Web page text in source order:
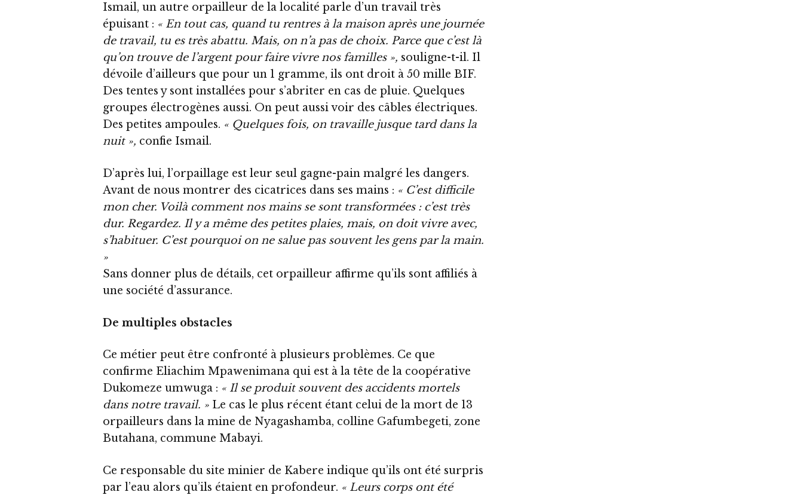
Ismail, un autre orpailleur de la localité parle d’un travail très
épuisant : « En tout cas, quand tu rentres à la maison après une journée
de travail, tu es très abattu. Mais, on n’a pas de choix. Parce que c’est là
qu’on trouve de l’argent pour faire vivre nos familles », souligne-t-il. Il
dévoile d’ailleurs que pour un 1 gramme, ils ont droit à 50 mille BIF.
Des tentes y sont installées pour s’abriter en cas de pluie. Quelques
groupes électrogènes aussi. On peut aussi voir des câbles électriques.
Des petites ampoules. « Quelques fois, on travaille jusque tard dans la
nuit », confie Ismail.
D’après lui, l’orpaillage est leur seul gagne-pain malgré les dangers.
Avant de nous montrer des cicatrices dans ses mains : « C’est difficile
mon cher. Voilà comment nos mains se sont transformées : c’est très
dur. Regardez. Il y a même des petites plaies, mais, on doit vivre avec,
s’habituer. C’est pourquoi on ne salue pas souvent les gens par la main.
»
Sans donner plus de détails, cet orpailleur affirme qu’ils sont affiliés à
une société d’assurance.
De multiples obstacles
Ce métier peut être confronté à plusieurs problèmes. Ce que
confirme Eliachim Mpawenimana qui est à la tête de la coopérative
Dukomeze umwuga : « Il se produit souvent des accidents mortels
dans notre travail. » Le cas le plus récent étant celui de la mort de 13
orpailleurs dans la mine de Nyagashamba, colline Gafumbegeti, zone
Butahana, commune Mabayi.
Ce responsable du site minier de Kabere indique qu’ils ont été surpris
par l’eau alors qu’ils étaient en profondeur. « Leurs corps ont été